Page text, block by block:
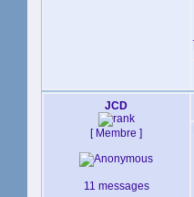
JCD
[ Membre ]
11 messages